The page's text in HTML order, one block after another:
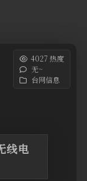
4027 热度
无~
台网信息
线电